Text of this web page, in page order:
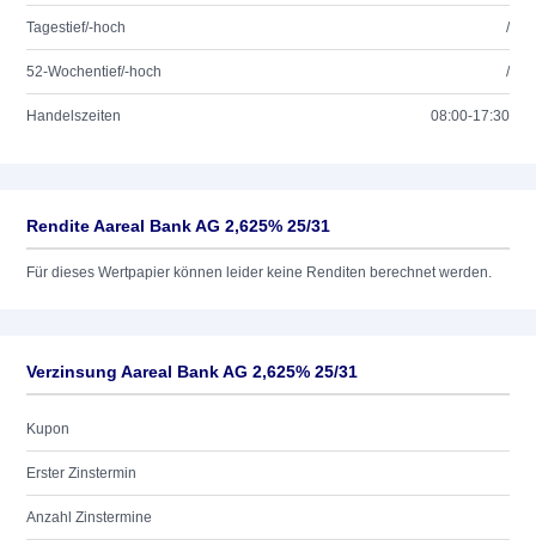
Tagestief/-hoch /
52-Wochentief/-hoch /
Handelszeiten 08:00-17:30
Rendite Aareal Bank AG 2,625% 25/31
Für dieses Wertpapier können leider keine Renditen berechnet werden.
Verzinsung Aareal Bank AG 2,625% 25/31
Kupon
Erster Zinstermin
Anzahl Zinstermine